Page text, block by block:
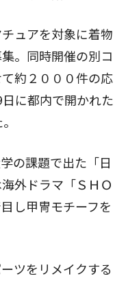
ュアを対象に着物
。同時開催の別コ
約２０００件の応
に都内で開かれた
の課題で出た「日
外ドラマ「ＳＨＯ
し甲冑モチーフを
ツをリメイクする